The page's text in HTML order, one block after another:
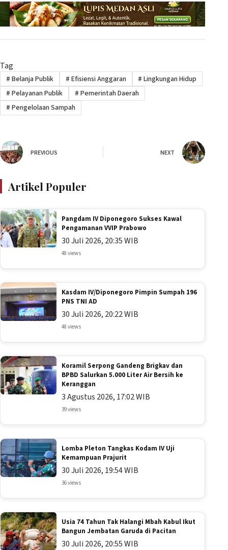
Tag
# Belanja Publik # Efisiensi Anggaran # Lingkungan Hidup
# Pelayanan Publik # Pemerintah Daerah
# Pengelolaan Sampah
PREVIOUS NEXT
Artikel Populer
Pangdam IV Diponegoro Sukses Kawal
Pengamanan VVIP Prabowo
30 Juli 2026, 20:35 WIB
48 views
Kasdam IV/Diponegoro Pimpin Sumpah 196
PNS TNI AD
30 Juli 2026, 20:22 WIB
48 views
Koramil Serpong Gandeng Brigkav dan
BPBD Salurkan 5.000 Liter Air Bersih ke
Keranggan
3 Agustus 2026, 17:02 WIB
39 views
Lomba Pleton Tangkas Kodam IV Uji
Kemampuan Prajurit
30 Juli 2026, 19:54 WIB
36 views
Usia 74 Tahun Tak Halangi Mbah Kabul Ikut
Bangun Jembatan Garuda di Pacitan
30 Juli 2026, 20:55 WIB